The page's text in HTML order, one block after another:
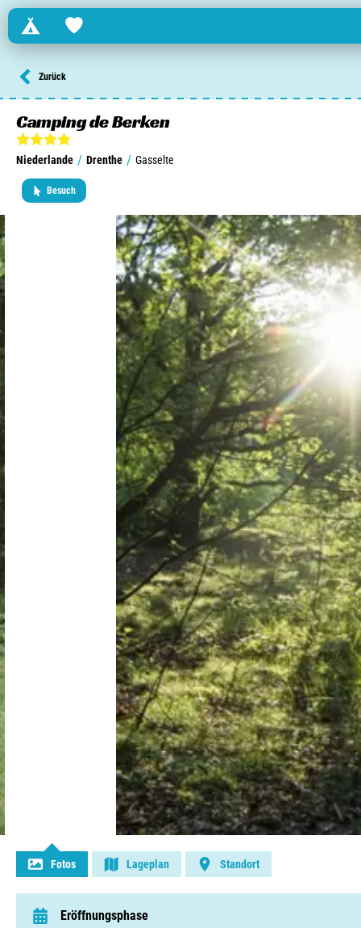
Campings Favorites
Finden Sie einen Campingplatz in ...
Niederlande
Belgien
Luxemburg
Informationen über ...
Nachrichten / Blog
Über Campingsucher
Häufig gestellte Fragen
Meinen Campingplatz anmelden
Zusammenarbeit / Werbung
Kontakt aufnehmen
Zurück
Camping de Berken
Niederlande / Drenthe / Gasselte
Besuch
Fotos Lageplan Standort
Eröffnungsphase